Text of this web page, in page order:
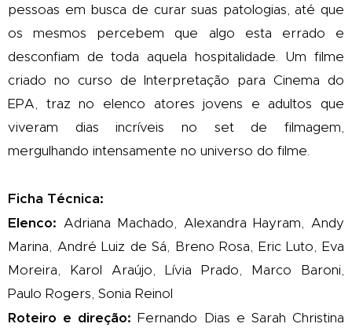
pessoas em busca de curar suas patologias, até que
os mesmos percebem que algo esta errado e
desconfiam de toda aquela hospitalidade. Um filme
criado no curso de Interpretação para Cinema do
EPA, traz no elenco atores jovens e adultos que
viveram dias incríveis no set de filmagem,
mergulhando intensamente no universo do filme.
Ficha Técnica:
Elenco: Adriana Machado, Alexandra Hayram, Andy
Marina, André Luiz de Sá, Breno Rosa, Eric Luto, Eva
Moreira, Karol Araújo, Lívia Prado, Marco Baroni,
Paulo Rogers, Sonia Reinol
Roteiro e direção:Fernando Dias e Sarah Christina